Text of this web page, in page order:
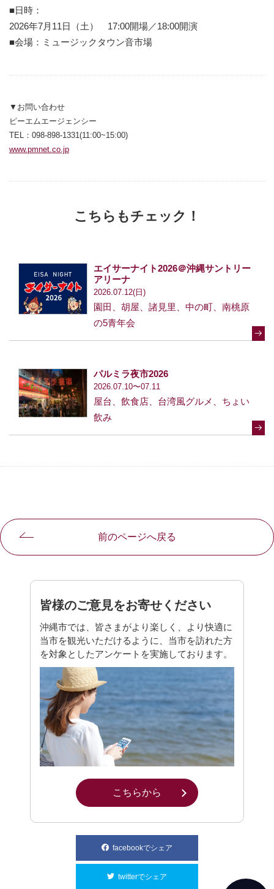
■日時：
2026年7月11日（土） 17:00開場／18:00開演
■会場：ミュージックタウン音市場
▼お問い合わせ
ピーエムエージェンシー
TEL：098-898-1331(11:00~15:00)
www.pmnet.co.jp
こちらもチェック！
エイサーナイト2026＠沖縄サントリー
アリーナ
2026.07.12(日)
園田、胡屋、諸見里、中の町、南桃原
の5青年会
パルミラ夜市2026
2026.07.10〜07.11
屋台、飲食店、台湾風グルメ、ちょい
飲み
前のページへ戻る
皆様のご意見をお寄せください
沖縄市では、皆さまがより楽しく、より快適に
当市を観光いただけるように、当市を訪れた方
を対象としたアンケートを実施しております。
こちらから 別ウィンドウで開きます
facebookでシェア
twitterでシェア 別ウィンドウで開きます